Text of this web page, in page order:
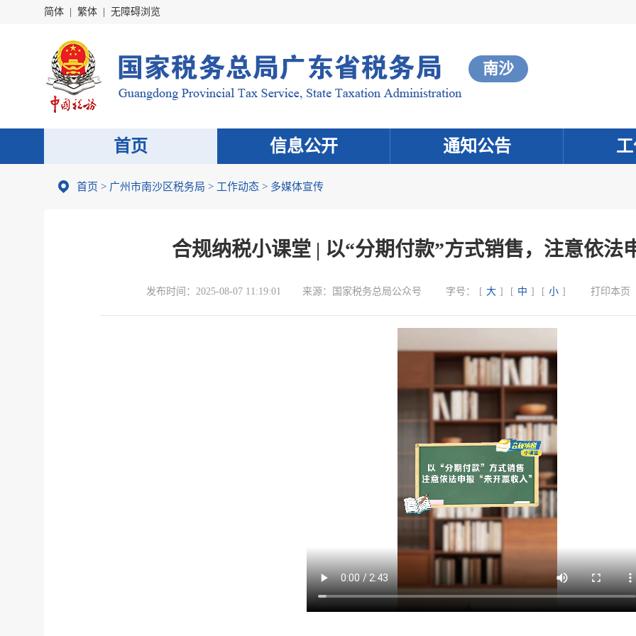
简体 繁体 无障碍浏览
南沙
首页 信息公开 通知公告
首页 > 广州市南沙区税务局 > 工作动态 > 多媒体宣传
合规纳税小课堂 | 以“分期付款”方式销售，注意依法
发布时间： 2025-08-07 11:19:01 来源： 国家税务总局公众号 字号： [ 大 ] [ 中 ] [ 小 ] 打印本页